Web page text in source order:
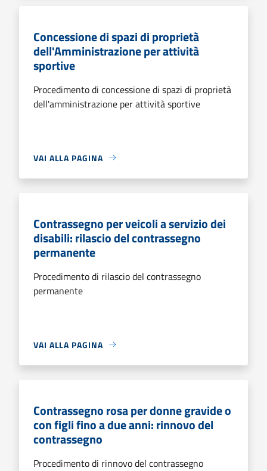
Concessione di spazi di proprietà
dell'Amministrazione per attività
sportive
Procedimento di concessione di spazi di proprietà
dell'amministrazione per attività sportive
VAI ALLA PAGINA
Contrassegno per veicoli a servizio dei
disabili: rilascio del contrassegno
permanente
Procedimento di rilascio del contrassegno
permanente
VAI ALLA PAGINA
Contrassegno rosa per donne gravide o
con figli fino a due anni: rinnovo del
contrassegno
Procedimento di rinnovo del contrassegno